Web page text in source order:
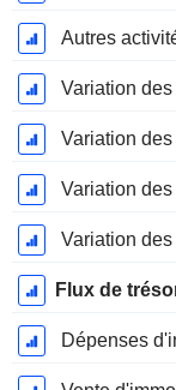
Autres
Variation
Variation des
Variation
Variation
Flux de
Dépenses